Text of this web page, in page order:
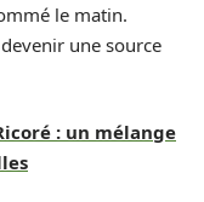
le matin.
une source
: un mélange